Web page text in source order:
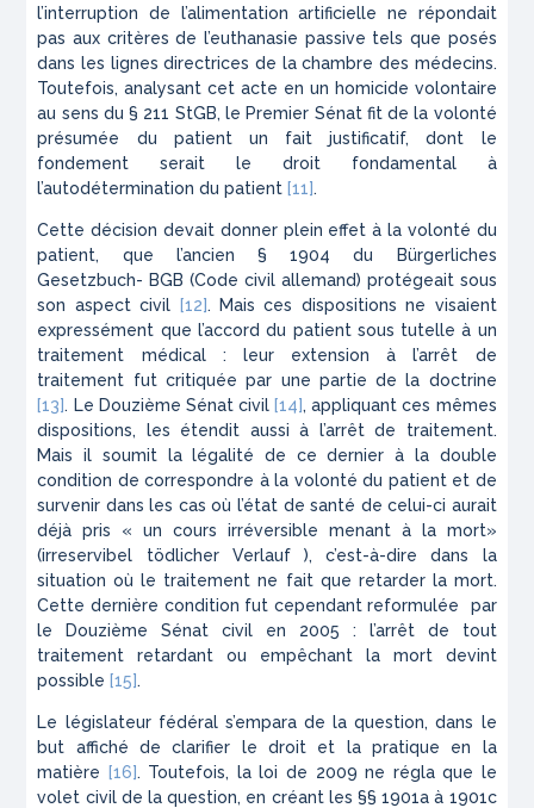
l’interruption de l’alimentation artificielle ne répondait
pas aux critères de l’euthanasie passive tels que posés
dans les lignes directrices de la chambre des médecins.
Toutefois, analysant cet acte en un homicide volontaire
au sens du § 211 StGB, le Premier Sénat fit de la volonté
présumée du patient un fait justificatif, dont le
fondement serait le droit fondamental à
l’autodétermination du patient [11].
Cette décision devait donner plein effet à la volonté du
patient, que l’ancien § 1904 du
Bürgerliches
Gesetzbuch- BGB (Code civil allemand) protégeait sous
son aspect civil
[12]. Mais ces dispositions ne visaient
expressément que l’accord du patient sous tutelle à un
traitement médical : leur extension à l’arrêt de
traitement fut critiquée par une partie de la doctrine
[13]. Le Douzième Sénat civil [14], appliquant ces mêmes
dispositions, les étendit aussi à l’arrêt de traitement.
Mais il soumit la légalité de ce dernier à la double
condition de correspondre à la volonté du patient et de
survenir dans les cas où l’état de santé de celui-ci aurait
déjà pris « un cours irréversible menant à la mort»
(irreservibel tödlicher Verlauf ), c’est-à-dire dans la
situation où le traitement ne fait que retarder la mort.
Cette dernière condition fut cependant reformulée par
le Douzième Sénat civil en 2005 : l’arrêt de tout
traitement retardant ou empêchant la mort devint
possible [15].
Le législateur fédéral s’empara de la question, dans le
but affiché de clarifier le droit et la pratique en la
matière
[16]. Toutefois, la loi de 2009 ne régla que le
volet civil de la question, en créant les §§ 1901a à 1901c